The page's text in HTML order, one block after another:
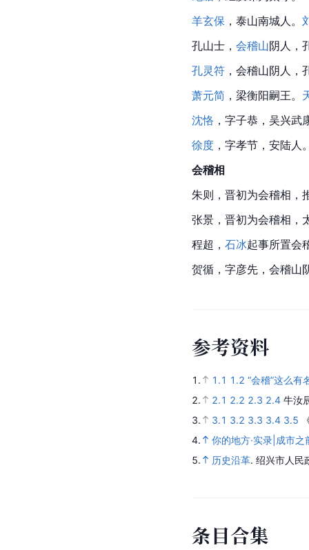
羊玄保 ，泰山南城人。
孔山士， 会稽山阴人，
孔灵符 ， 会稽山阴人，
萧元简 ，梁衡阳嗣王。
沈恪 ，字子恭，吴兴武
徐度 ，字孝节， 安陆人
会稽相
朱则，晋初为会稽相，
张景，晋初为会稽相，
程超， 石冰起事所置会
贺循，字彦先， 会稽山
参考资料
1. 1.1 1.2 “会稽”这么有
2.
2.1 2.2 2.3 2.4 牛汝
3.
3.1 3.2 3.3 3.4 3.5
4.
你的地方·实录|成市
5.
历史沿革. 绍兴市人民
条目合集